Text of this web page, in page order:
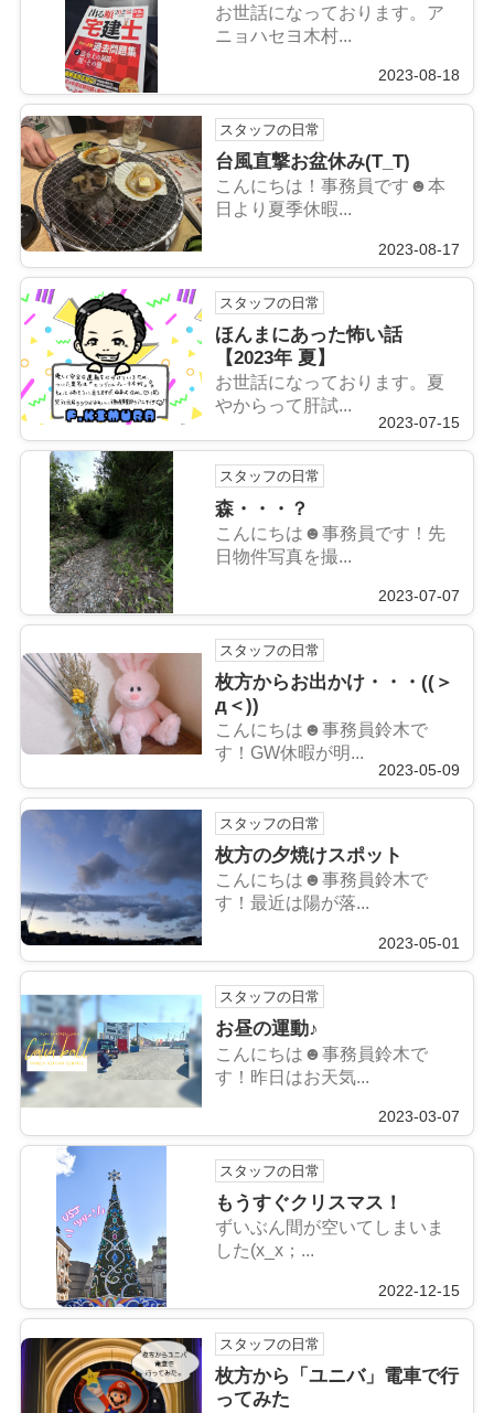
お世話になっております。ア
ニョハセヨ木村...
2023-08-18
スタッフの日常
台風直撃お盆休み(T_T)
こんにちは！事務員です☻本
日より夏季休暇...
2023-08-17
スタッフの日常
ほんまにあった怖い話
【2023年 夏】
お世話になっております。夏
やからって肝試...
2023-07-15
スタッフの日常
森・・・？
こんにちは☻事務員です！先
日物件写真を撮...
2023-07-07
スタッフの日常
枚方からお出かけ・・・((＞
д＜))
こんにちは☻事務員鈴木で
す！GW休暇が明...
2023-05-09
スタッフの日常
枚方の夕焼けスポット
こんにちは☻事務員鈴木で
す！最近は陽が落...
2023-05-01
スタッフの日常
お昼の運動♪
こんにちは☻事務員鈴木で
す！昨日はお天気...
2023-03-07
スタッフの日常
もうすぐクリスマス！
ずいぶん間が空いてしまいま
した(x_x；...
2022-12-15
スタッフの日常
枚方から「ユニバ」電車で行
ってみた